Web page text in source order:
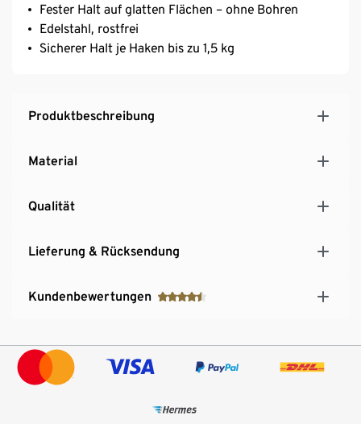
Fester Halt auf glatten Flächen – ohne Bohren
Edelstahl, rostfrei
Sicherer Halt je Haken bis zu 1,5 kg
Produktbeschreibung
Material
Qualität
Lieferung & Rücksendung
Kundenbewertungen